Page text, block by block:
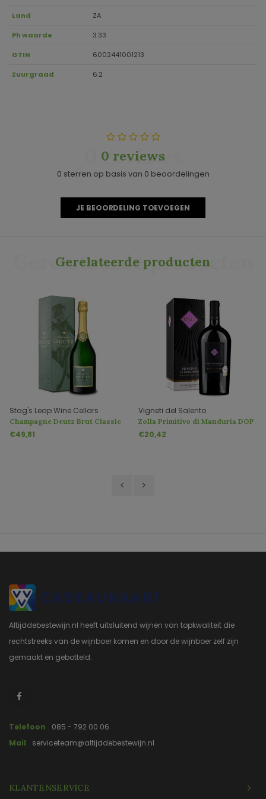
Land ZA
Ph waarde 3.33
GTIN 6002441001213
Zuurgraad 6.2
0 reviews
0 reviews
0 sterren op basis van 0 beoordelingen
JE BEOORDELING TOEVOEGEN
Gerelateerde producten
Gerelateerde producten
Stag's Leap Wine Cellars
Champagne Deutz Brut Classic
in Geschenkbox
€49,81
Vigneti del Salento
Zolla Primitivo di Manduria DOP
Magnum 1,5 Liter
€20,42
Altijddebestewijn.nl heeft uitsluitend wijnen van topkwaliteit die
rechtstreeks van de wijnboer komen en door de wijnboer zelf zijn
gemaakt en gebotteld.
Telefoon
085 - 792 00 06
Mail
serviceteam@altijddebestewijn.nl
KLANTENSERVICE